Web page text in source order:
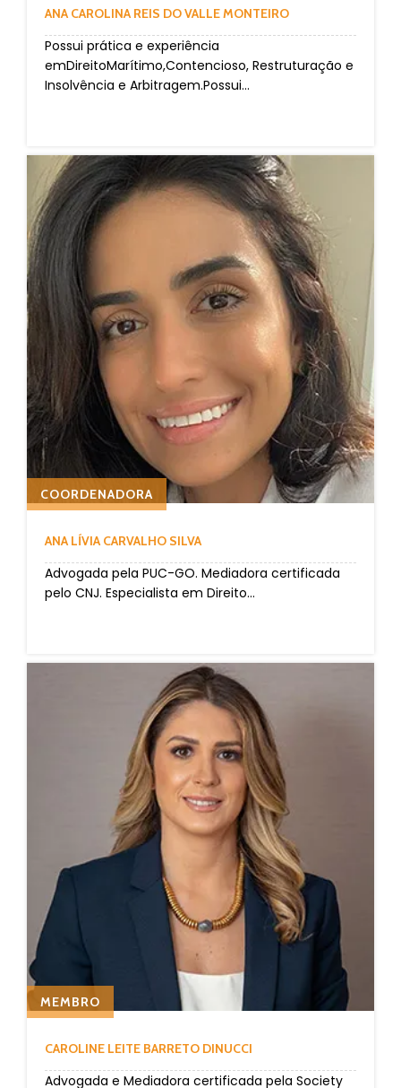
ANA CAROLINA REIS DO VALLE MONTEIRO
Possui prática e experiência
emDireitoMarítimo,Contencioso, Restruturação e
Insolvência e Arbitragem.Possui...
COORDENADORA
ANA LÍVIA CARVALHO SILVA
Advogada pela PUC-GO. Mediadora certificada
pelo CNJ. Especialista em Direito...
MEMBRO
CAROLINE LEITE BARRETO DINUCCI
Advogada e Mediadora certificada pela Society